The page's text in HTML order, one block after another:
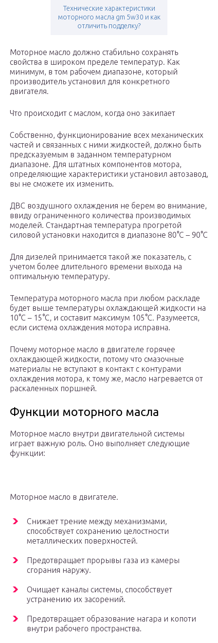
Технические характеристики
моторного масла gm 5w30 и как
отличить подделку?
Моторное масло должно стабильно сохранять
свойства в широком пределе температур. Как
минимум, в том рабочем диапазоне, который
производитель установил для конкретного
двигателя.
Что происходит с маслом, когда оно закипает
Собственно, функционирование всех механических
частей и связанных с ними жидкостей, должно быть
предсказуемым в заданном температурном
диапазоне. Для штатных компонентов мотора,
определяющие характеристики установил автозавод,
вы не сможете их изменить.
ДВС воздушного охлаждения не берем во внимание,
ввиду ограниченного количества производимых
моделей. Стандартная температура прогретой
силовой установки находится в диапазоне 80°C – 90°C
Для дизелей принимается такой же показатель, с
учетом более длительного времени выхода на
оптимальную температуру.
Температура моторного масла при любом раскладе
будет выше температуры охлаждающей жидкости на
10°C – 15°C, и составит максимум 105°C. Разумеется,
если система охлаждения мотора исправна.
Почему моторное масло в двигателе горячее
охлаждающей жидкости, потому что cмазочные
материалы не вступают в контакт с контурами
охлаждения мотора, к тому же, масло нагревается от
раскаленных поршней.
Функции моторного масла
Моторное масло внутри двигательной системы
играет важную роль. Оно выполняет следующие
функции:
Моторное масло в двигателе.
Снижает трение между механизмами,
способствует сохранению целостности
металлических поверхностей.
Предотвращает прорывы газа из камеры
сгорания наружу.
Очищает каналы системы, способствует
устранению их засорений.
Предотвращает образование нагара и копоти
внутри рабочего пространства.